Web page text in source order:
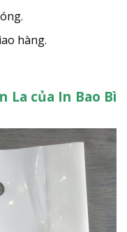
hàng.
La của In Bao Bì